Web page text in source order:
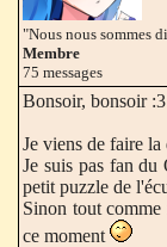
"Nous nous sommes
Membre
75 messages
Bonsoir, bonsoir :3
Je viens de faire
Je suis pas fan
petit puzzle de
Sinon tout
ce moment